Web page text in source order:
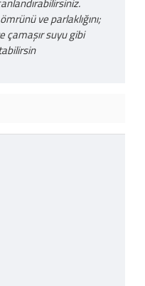
ve parlaklığını;
çamaşır suyu gibi